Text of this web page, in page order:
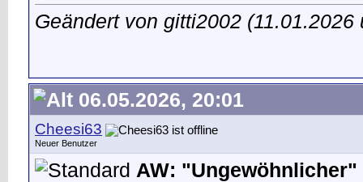
Geändert von gitti2002
06.05.2026, 20:01
Cheesi63
Neuer Benutzer
AW: "Ungewöhnlicher"